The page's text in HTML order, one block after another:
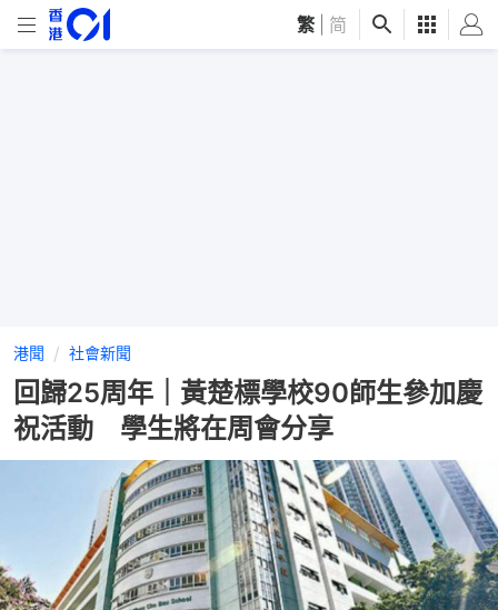
繁 简
港聞 社會新聞
回歸25周年｜黃楚標學校90師生參加慶
祝活動 學生將在周會分享